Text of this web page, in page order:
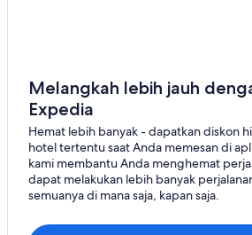
Melangkah lebih jauh
Expedia
Hemat lebih banyak - dapatkan diskon
hotel tertentu saat Anda memesan di
kami membantu Anda menghemat
dapat melakukan lebih banyak
semuanya di mana saja, kapan saja.